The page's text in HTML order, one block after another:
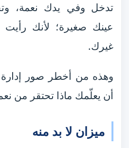
تدخل وفي يدك نعمة،
عينك صغيرة؛ لأنك رأيت
غيرك.
وهذه من أخطر صور إدارة
أن يعلّمك ماذا تحتقر من
ميزان لا بد منه